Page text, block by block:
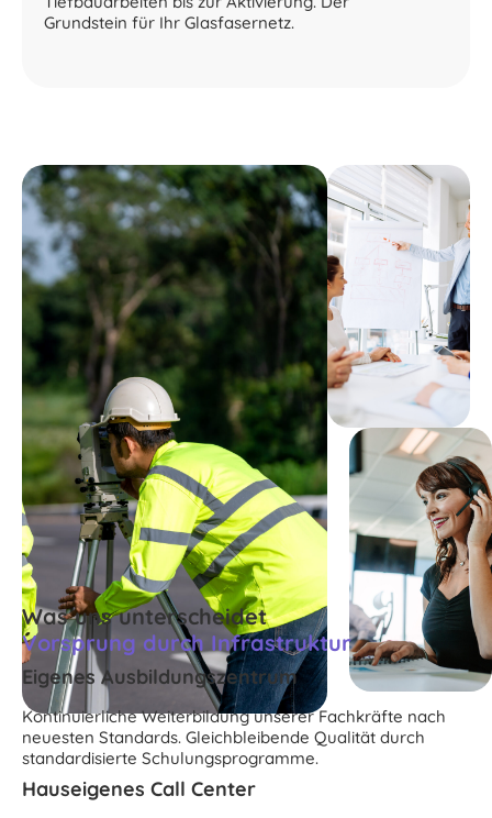
Grundstein für Ihr Glasfasernetz.
Was uns unterscheidet
Vorsprung durch Infrastruktur
Eigenes Ausbildungszentrum
Kontinuierliche Weiterbildung unserer Fachkräfte nach
neuesten Standards. Gleichbleibende Qualität durch
standardisierte Schulungsprogramme.
Hauseigenes Call Center